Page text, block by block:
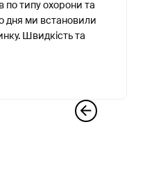
по типу охорони та
дня ми встановили
Швидкість та